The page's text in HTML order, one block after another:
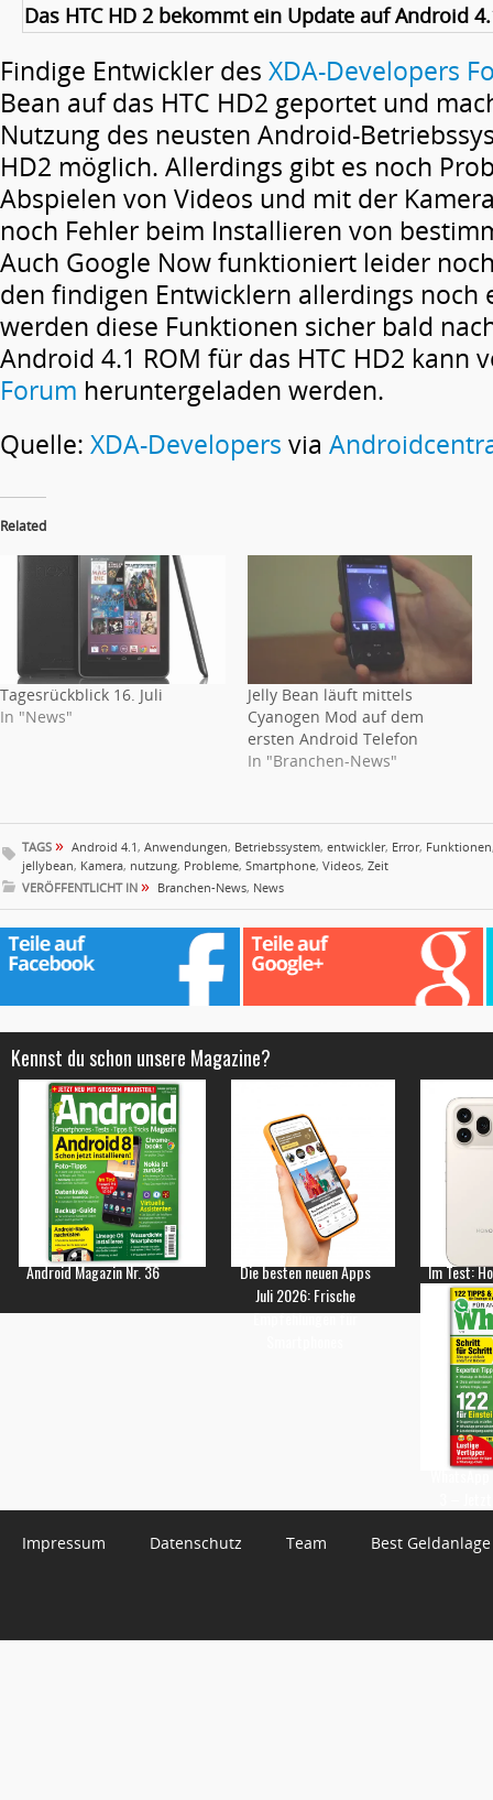
Das HTC HD 2 bekommt ein Update auf Android
Findige Entwickler des XDA-Developers
Bean auf das HTC HD2 geportet und
Nutzung des neusten Android-
HD2 möglich. Allerdings gibt es noch
Abspielen von Videos und mit der
noch Fehler beim Installieren von
Auch Google Now funktioniert leider
den findigen Entwicklern allerdings noch
werden diese Funktionen sicher bald
Android 4.1 ROM für das HTC HD2 kann
Forum heruntergeladen werden.
Quelle: XDA-Developers via
Related
Tagesrückblick 16. Juli
In "News"
Jelly Bean läuft mittels
Cyanogen Mod auf dem
ersten Android Telefon
In "Branchen-News"
TAGS » Android 4.1 , Anwendungen, Betriebssystem, entwickler, Error, Funktionen
jellybean, Kamera, nutzung, Probleme, Smartphone, Videos, Zeit
VERÖFFENTLICHT IN » Branchen-News, News
Kennst du schon unsere Magazine?
Android Magazin Nr. 36
Die besten neuen Apps
Juli 2026: Frische
Empfehlungen für
Im Test:
Impressum Datenschutz Team Best Geldanlage